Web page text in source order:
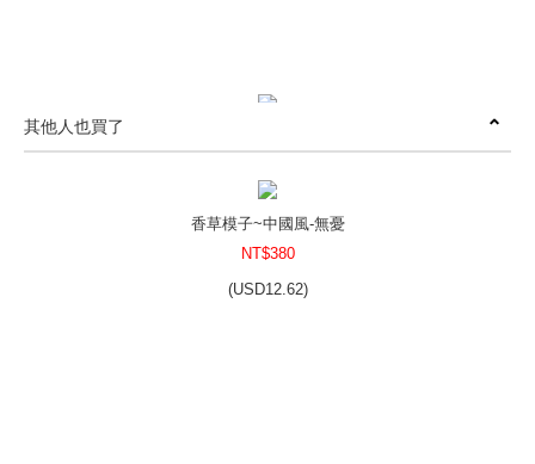
USD5.31)
其他人也買了
香草模子~中國風-無憂
NT$380
(USD12.62)